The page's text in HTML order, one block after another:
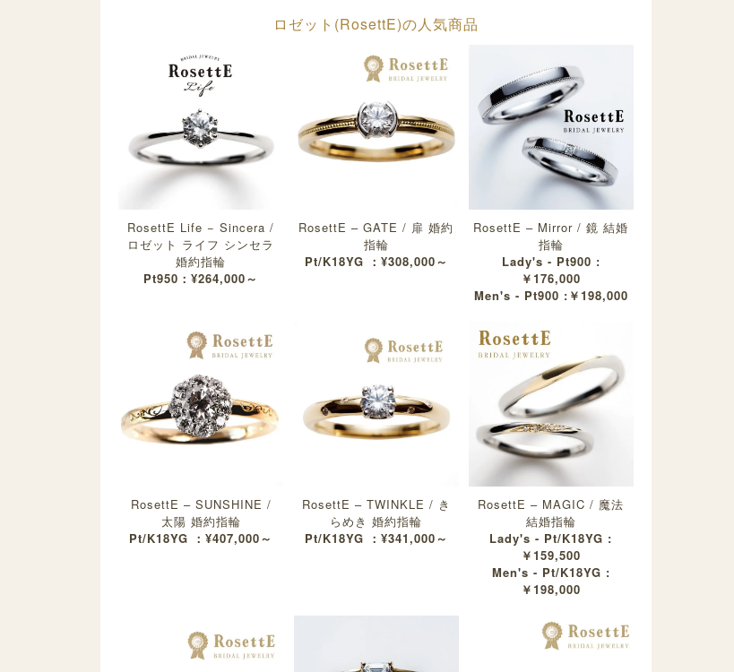
ロゼット(RosettE)の人気商品
RosettE Life − Sincera /
ロゼット ライフ シンセラ
婚約指輪
Pt950：¥264,000～
RosettE – GATE / 扉 婚約
指輪
Pt/K18YG ：¥308,000～
RosettE – Mirror / 鏡 結婚
指輪
Lady's - Pt900 :
￥176,000
Men's - Pt900 :￥198,000
RosettE – SUNSHINE /
太陽 婚約指輪
Pt/K18YG ：¥407,000～
RosettE – TWINKLE / き
らめき 婚約指輪
Pt/K18YG ：¥341,000～
RosettE – MAGIC / 魔法
結婚指輪
Lady's - Pt/K18YG :
￥159,500
Men's - Pt/K18YG :
￥198,000